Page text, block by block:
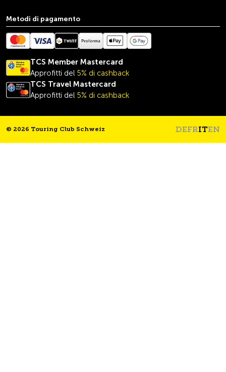
Metodi di pagamento
TCS Member Mastercard
Approfitti del 5% di cashback
TCS Travel Mastercard
Approfitti del 5% di cashback
© 2026 Touring Club Schweiz DEFRITEN